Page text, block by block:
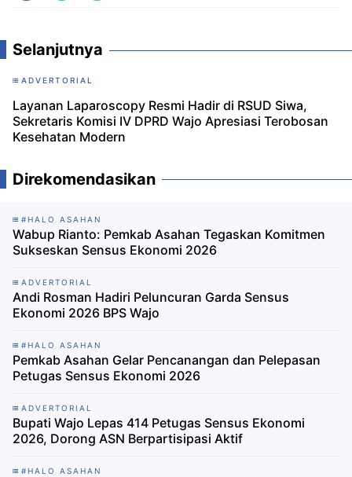
Selanjutnya
ADVERTORIAL
Layanan Laparoscopy Resmi Hadir di RSUD Siwa,
Sekretaris Komisi IV DPRD Wajo Apresiasi Terobosan
Kesehatan Modern
Direkomendasikan
#HALO ASAHAN
Wabup Rianto: Pemkab Asahan Tegaskan Komitmen
Sukseskan Sensus Ekonomi 2026
ADVERTORIAL
Andi Rosman Hadiri Peluncuran Garda Sensus
Ekonomi 2026 BPS Wajo
#HALO ASAHAN
Pemkab Asahan Gelar Pencanangan dan Pelepasan
Petugas Sensus Ekonomi 2026
ADVERTORIAL
Bupati Wajo Lepas 414 Petugas Sensus Ekonomi
2026, Dorong ASN Berpartisipasi Aktif
#HALO ASAHAN